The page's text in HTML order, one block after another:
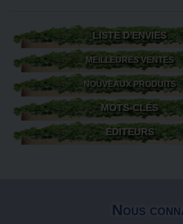
LISTE D'ENVIES
MEILLEURES VENTES
NOUVEAUX PRODUITS
MOTS-CLÉS
ÉDITEURS
Nous